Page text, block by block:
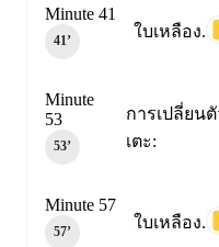
ใบเหลือง.
Minute 41
41‎’‎
การเปลี่ยน
เตะ:
Minute
53
53‎’‎
ใบเหลือง.
Minute 57
57‎’‎